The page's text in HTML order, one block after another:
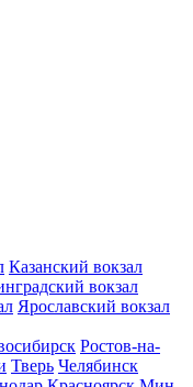
Казанский вокзал
вокзал
Ярославский вокзал
Ростов-на-
Тверь Челябинск